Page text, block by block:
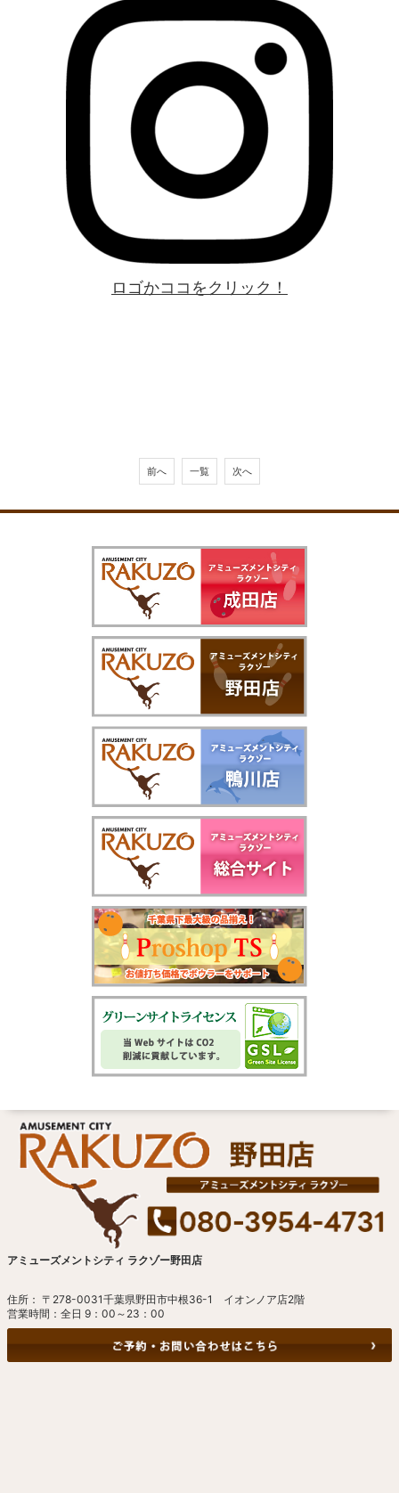
ロゴかココをクリック！
前へ 一覧 次へ
アミューズメントシティ ラクゾー野田店
住所： 〒278-0031千葉県野田市中根36-1 イオンノア店2階
営業時間：全日 9：00～23：00